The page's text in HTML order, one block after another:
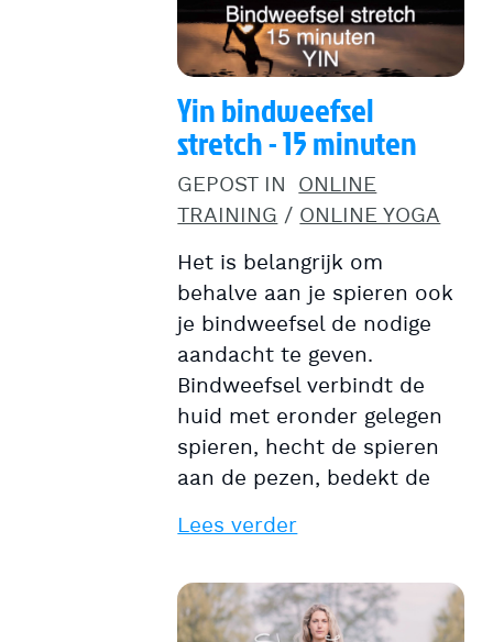
Yin bindweefsel
stretch - 15 minuten
GEPOST IN ONLINE
TRAINING / ONLINE YOGA
Het is belangrijk om
behalve aan je spieren ook
je bindweefsel de nodige
aandacht te geven.
Bindweefsel verbindt de
huid met eronder gelegen
spieren, hecht de spieren
aan de pezen, bedekt de
Lees verder